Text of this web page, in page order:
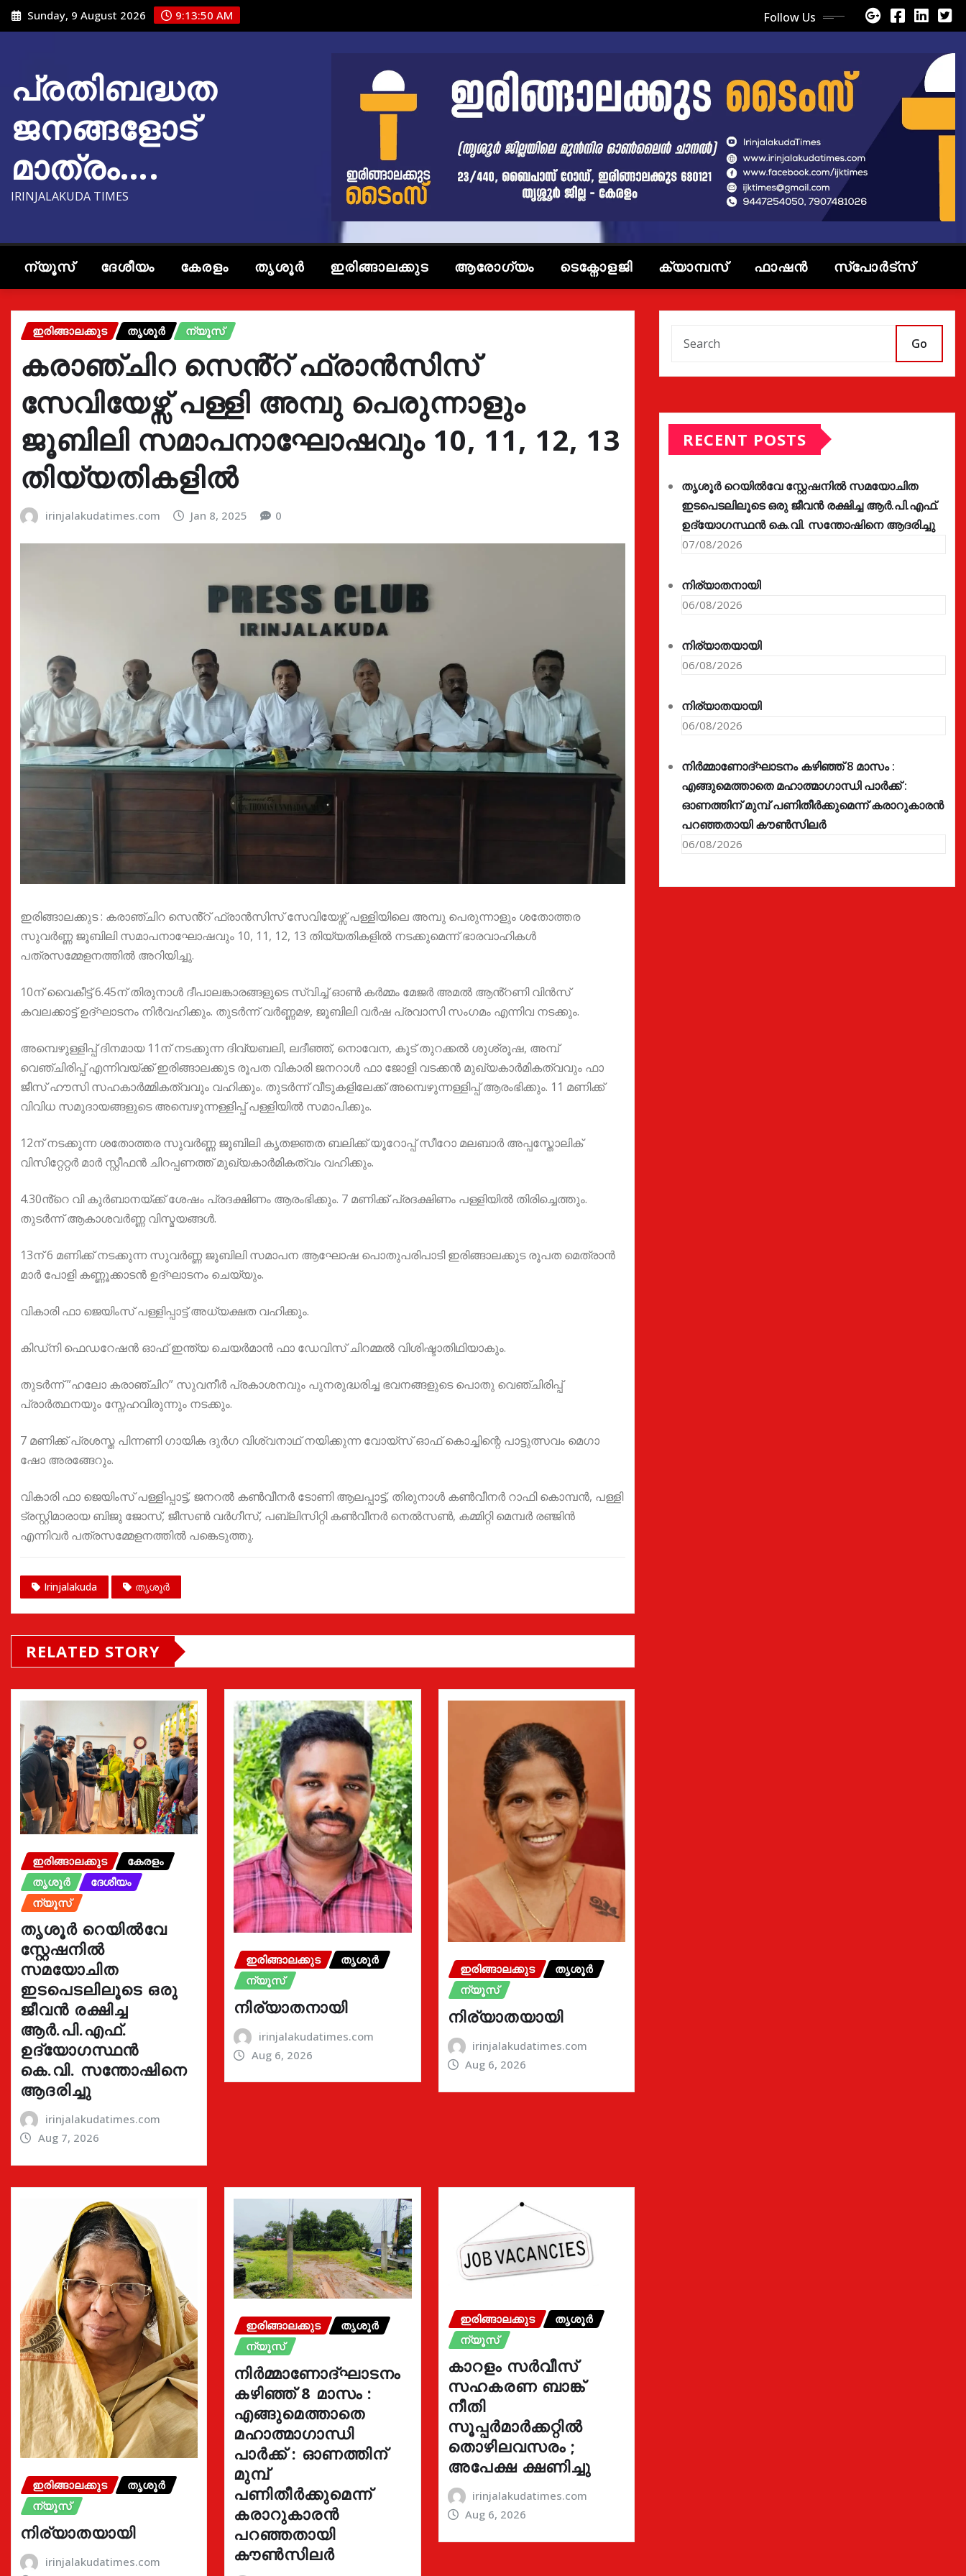
Skip
to
Sunday, 9 August 2026 9:13:51 AM Follow Us
പ്രതിബദ്ധത
ജനങ്ങളോട്
മാത്രം….
IRINJALAKUDA TIMES
ന്യൂസ് ദേശീയം കേരളം തൃശൂർ ഇരിങ്ങാലക്കുട ആരോഗ്യം ടെക്നോളജി ക്യാമ്പസ് ഫാഷൻ സ്പോർട്സ്
ഇരിങ്ങാലക്കുട തൃശൂർ ന്യൂസ്
കരാഞ്ചിറ സെൻ്റ് ഫ്രാൻസിസ്
സേവിയേഴ്സ് പള്ളി അമ്പു പെരുന്നാളും
ജൂബിലി സമാപനാഘോഷവും 10, 11, 12, 13
തിയ്യതികളിൽ
irinjalakudatimes.com Jan 8, 2025 0
ഇരിങ്ങാലക്കുട : കരാഞ്ചിറ സെൻ്റ് ഫ്രാൻസിസ് സേവിയേഴ്സ് പള്ളിയിലെ അമ്പു പെരുന്നാളും ശതോത്തര
സുവർണ്ണ ജൂബിലി സമാപനാഘോഷവും 10, 11, 12, 13 തിയ്യതികളിൽ നടക്കുമെന്ന് ഭാരവാഹികൾ
പത്രസമ്മേളനത്തിൽ അറിയിച്ചു.
10ന് വൈകീട്ട് 6.45ന് തിരുനാൾ ദീപാലങ്കാരങ്ങളുടെ സ്വിച്ച് ഓൺ കർമ്മം മേജർ അമൽ ആൻ്റണി വിൻസ്
കവലക്കാട്ട് ഉദ്ഘാടനം നിർവഹിക്കും. തുടർന്ന് വർണ്ണമഴ, ജൂബിലി വർഷ പ്രവാസി സംഗമം എന്നിവ നടക്കും.
അമ്പെഴുള്ളിപ്പ് ദിനമായ 11ന് നടക്കുന്ന ദിവ്യബലി, ലദീഞ്ഞ്, നൊവേന, കൂട് തുറക്കൽ ശുശ്രൂഷ, അമ്പ്
വെഞ്ചിരിപ്പ് എന്നിവയ്ക്ക് ഇരിങ്ങാലക്കുട രൂപത വികാരി ജനറാൾ ഫാ ജോളി വടക്കൻ മുഖ്യകാർമികത്വവും ഫാ
ജീസ് ഹൗസി സഹകാർമ്മികത്വവും വഹിക്കും. തുടർന്ന് വീടുകളിലേക്ക് അമ്പെഴുന്നള്ളിപ്പ് ആരംഭിക്കും. 11 മണിക്ക്
വിവിധ സമുദായങ്ങളുടെ അമ്പെഴുന്നള്ളിപ്പ് പള്ളിയിൽ സമാപിക്കും.
12ന് നടക്കുന്ന ശതോത്തര സുവർണ്ണ ജൂബിലി കൃതജ്ഞത ബലിക്ക് യൂറോപ്പ് സീറോ മലബാർ അപ്പസ്തോലിക്
വിസിറ്റേറ്റർ മാർ സ്റ്റീഫൻ ചിറപ്പണത്ത് മുഖ്യകാർമികത്വം വഹിക്കും.
4.30ൻ്റെ വി കുർബാനയ്ക്ക് ശേഷം പ്രദക്ഷിണം ആരംഭിക്കും. 7 മണിക്ക് പ്രദക്ഷിണം പള്ളിയിൽ തിരിച്ചെത്തും.
തുടർന്ന് ആകാശവർണ്ണ വിസ്മയങ്ങൾ.
13ന് 6 മണിക്ക് നടക്കുന്ന സുവർണ്ണ ജൂബിലി സമാപന ആഘോഷ പൊതുപരിപാടി ഇരിങ്ങാലക്കുട രൂപത മെത്രാൻ
മാർ പോളി കണ്ണൂക്കാടൻ ഉദ്ഘാടനം ചെയ്യും.
വികാരി ഫാ ജെയിംസ് പള്ളിപ്പാട്ട് അധ്യക്ഷത വഹിക്കും.
കിഡ്നി ഫെഡറേഷൻ ഓഫ് ഇന്ത്യ ചെയർമാൻ ഫാ ഡേവിസ് ചിറമ്മൽ വിശിഷ്ടാതിഥിയാകും.
തുടർന്ന് ”ഹലോ കരാഞ്ചിറ” സുവനീർ പ്രകാശനവും പുനരുദ്ധരിച്ച ഭവനങ്ങളുടെ പൊതു വെഞ്ചിരിപ്പ്
പ്രാർത്ഥനയും സ്നേഹവിരുന്നും നടക്കും.
7 മണിക്ക് പ്രശസ്ത പിന്നണി ഗായിക ദുർഗ വിശ്വനാഥ് നയിക്കുന്ന വോയ്സ് ഓഫ് കൊച്ചിന്റെ പാട്ടുത്സവം മെഗാ
ഷോ അരങ്ങേറും.
വികാരി ഫാ ജെയിംസ് പള്ളിപ്പാട്ട്, ജനറൽ കൺവീനർ ടോണി ആലപ്പാട്ട്, തിരുനാൾ കൺവീനർ റാഫി കൊമ്പൻ, പള്ളി
ട്രസ്റ്റിമാരായ ബിജു ജോസ്, ജീസൺ വർഗീസ്, പബ്ലിസിറ്റി കൺവീനർ നെൽസൺ, കമ്മിറ്റി മെമ്പർ രഞ്ജിൻ
എന്നിവർ പത്രസമ്മേളനത്തിൽ പങ്കെടുത്തു.
Irinjalakuda തൃശൂർ
RELATED STORY
ഇരിങ്ങാലക്കുട
കേരളം
തൃശൂർ
ദേശീയം
ന്യൂസ്
തൃശൂർ റെയിൽവേ
സ്റ്റേഷനിൽ
സമയോചിത
ഇടപെടലിലൂടെ ഒരു
ജീവൻ രക്ഷിച്ച
ആർ.പി.എഫ്.
ഉദ്യോഗസ്ഥൻ
കെ.വി. സന്തോഷിനെ
ആദരിച്ചു
irinjalakudatimes.com
Aug 7, 2026
ഇരിങ്ങാലക്കുട
തൃശൂർ
ന്യൂസ്
നിര്യാതനായി
irinjalakudatimes.com
Aug 6, 2026
ഇരിങ്ങാലക്കുട
തൃശൂർ
ന്യൂസ്
നിര്യാതയായി
irinjalakudatimes.com
Aug 6, 2026
ഇരിങ്ങാലക്കുട
തൃശൂർ
ന്യൂസ്
നിര്യാതയായി
irinjalakudatimes.com
ഇരിങ്ങാലക്കുട
തൃശൂർ
ന്യൂസ്
നിർമ്മാണോദ്ഘാടനം
കഴിഞ്ഞ് 8 മാസം :
എങ്ങുമെത്താതെ
മഹാത്മാഗാന്ധി
പാർക്ക് : ഓണത്തിന്
മുമ്പ്
പണിതീർക്കുമെന്ന്
കരാറുകാരൻ
പറഞ്ഞതായി
കൗൺസിലർ
ഇരിങ്ങാലക്കുട
തൃശൂർ
ന്യൂസ്
കാറളം സർവീസ്
സഹകരണ ബാങ്ക്
നീതി
സൂപ്പർമാർക്കറ്റിൽ
തൊഴിലവസരം ;
അപേക്ഷ ക്ഷണിച്ചു
irinjalakudatimes.com
Aug 6, 2026
Go
RECENT POSTS
തൃശൂർ റെയിൽവേ സ്റ്റേഷനിൽ സമയോചിത
ഇടപെടലിലൂടെ ഒരു ജീവൻ രക്ഷിച്ച ആർ.പി.എഫ്.
ഉദ്യോഗസ്ഥൻ കെ.വി. സന്തോഷിനെ ആദരിച്ചു
07/08/2026
നിര്യാതനായി
06/08/2026
നിര്യാതയായി
06/08/2026
നിര്യാതയായി
06/08/2026
നിർമ്മാണോദ്ഘാടനം കഴിഞ്ഞ് 8 മാസം :
എങ്ങുമെത്താതെ മഹാത്മാഗാന്ധി പാർക്ക് :
ഓണത്തിന് മുമ്പ് പണിതീർക്കുമെന്ന് കരാറുകാരൻ
പറഞ്ഞതായി കൗൺസിലർ
06/08/2026